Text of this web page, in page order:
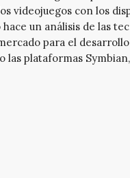
videojuegos con los
un análisis de las
para el
las plataformas